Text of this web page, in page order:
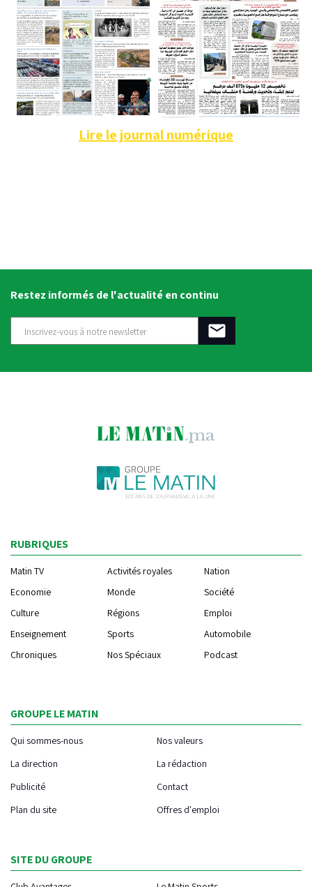
Lire le journal numérique
Restez informés de l'actualité en continu
RUBRIQUES
Matin TV Activités royales
Nation
Economie
Monde
Société
Culture
Régions
Emploi
Enseignement
Sports
Automobile
Chroniques
Nos Spéciaux Podcast
GROUPE LE MATIN
Qui sommes-nous
Nos valeurs
La direction
La rédaction
Publicité
Contact
Plan du site
Offres d'emploi
SITE DU GROUPE